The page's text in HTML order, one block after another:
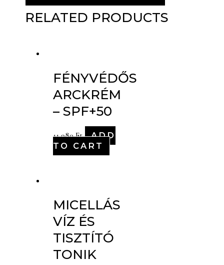
RELATED PRODUCTS
FÉNYVÉDŐS
ARCKRÉM
– SPF+50
11,980Ft
ADD
TO CART
MICELLÁS
VÍZ ÉS
TISZTÍTÓ
TONIK